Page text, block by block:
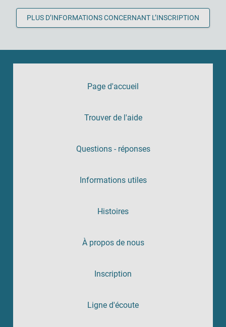
PLUS D’INFORMATIONS CONCERNANT L’INSCRIPTION
Page d'accueil
Trouver de l'aide
Questions - réponses
Informations utiles
Histoires
À propos de nous
Inscription
Ligne d'écoute